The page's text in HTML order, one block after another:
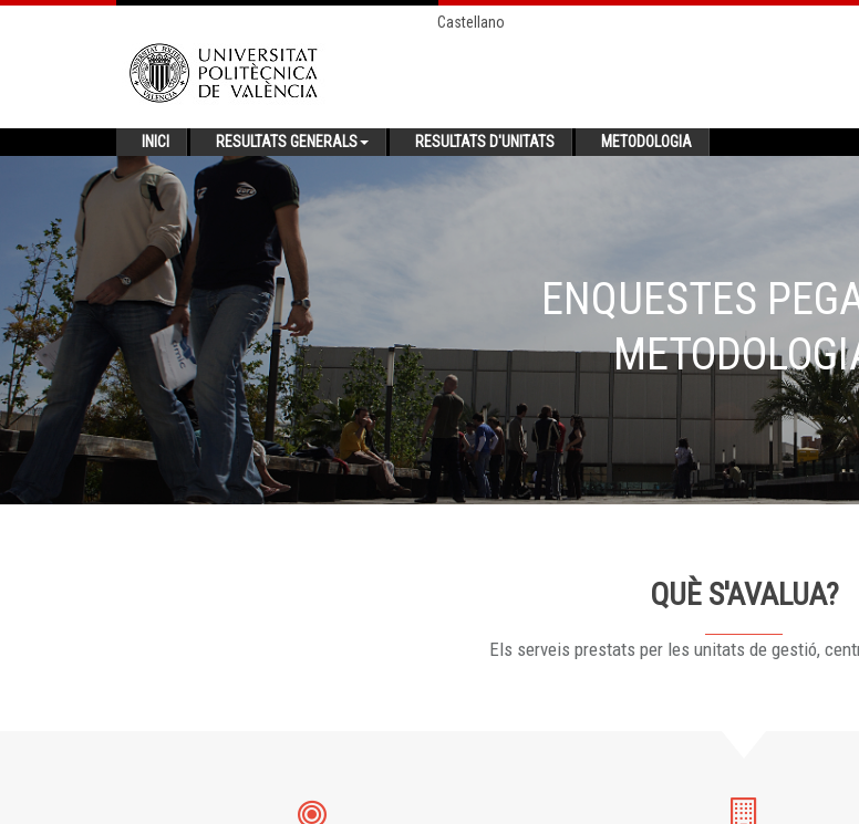
Castellano
INICI RESULTATS GENERALS RESULTATS D'UNITATS METODOLOGIA
ENQUESTES
QUÈ S'AVALUA?
Els serveis prestats per les unitats de gestió,